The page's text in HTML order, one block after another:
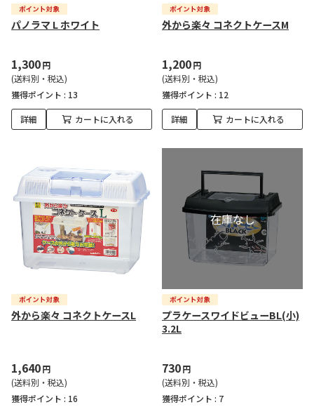
パノラマ L ホワイト
1,300円
(送料別・税込)
獲得ポイント : 13
詳細 カートに入れる
外から楽々 コネクトケースM
1,200円
(送料別・税込)
獲得ポイント : 12
詳細 カートに入れる
外から楽々 コネクトケースL
1,640円
(送料別・税込)
獲得ポイント : 16
プラケースワイドビューBL(小)
3.2L
730円
(送料別・税込)
獲得ポイント : 7